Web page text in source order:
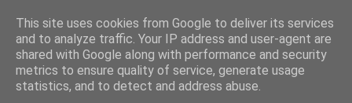
Moha Konyha
This site uses cookies from Google to deliver its services
and to analyze traffic. Your IP address and user-agent are
shared with Google along with performance and security
metrics to ensure quality of service, generate usage
statistics, and to detect and address abuse.